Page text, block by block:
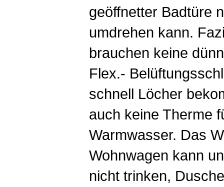
geöffnetter Badtüre
umdrehen kann.
brauchen keine
Flex.-
schnell Löcher
auch keine Therme
Warmwasser. Das
Wohnwagen kann
nicht trinken,